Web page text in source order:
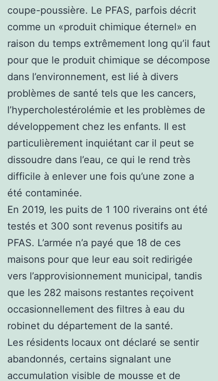
coupe-poussière. Le PFAS, parfois décrit
comme un «produit chimique éternel» en
raison du temps extrêmement long qu’il faut
pour que le produit chimique se décompose
dans l’environnement, est lié à divers
problèmes de santé tels que les cancers,
l’hypercholestérolémie et les problèmes de
développement chez les enfants. Il est
particulièrement inquiétant car il peut se
dissoudre dans l’eau, ce qui le rend très
difficile à enlever une fois qu’une zone a
été contaminée.
En 2019, les puits de 1 100 riverains ont été
testés et 300 sont revenus positifs au
PFAS. L’armée n’a payé que 18 de ces
maisons pour que leur eau soit redirigée
vers l’approvisionnement municipal, tandis
que les 282 maisons restantes reçoivent
occasionnellement des filtres à eau du
robinet du département de la santé.
Les résidents locaux ont déclaré se sentir
abandonnés, certains signalant une
accumulation visible de mousse et de